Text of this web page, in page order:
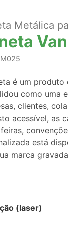
Metálica
é um
como uma
clientes,
acessível, as
está
marca
(laser)